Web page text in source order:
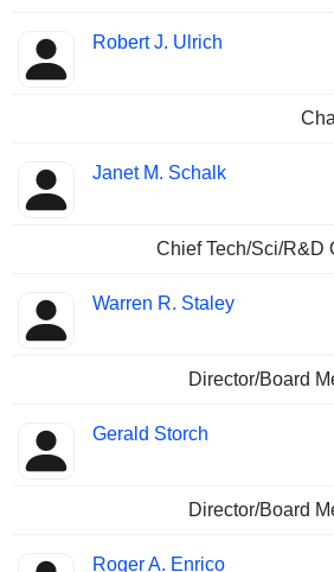
Robert J. Ulrich
Janet M. Schalk
Chief Tech/Sci/R&D
Warren R. Staley
Director/Board
Gerald Storch
Director/Board
Roger A. Enrico